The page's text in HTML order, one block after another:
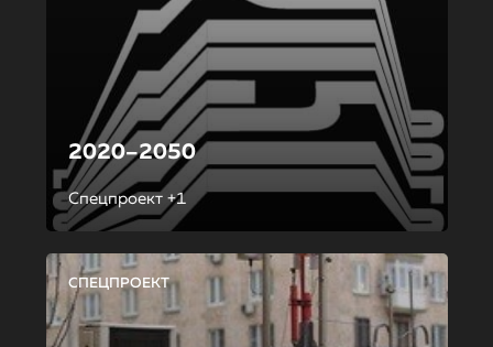
2020–2050
Спецпроект +1
СПЕЦПРОЕКТ